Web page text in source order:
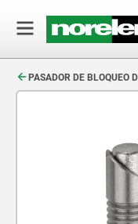
PASADOR DE BLOQUEO